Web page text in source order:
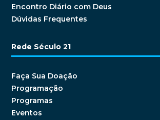
Encontro Diário com Deus
Dúvidas Frequentes
Rede Século 21
Faça Sua Doação
Programação
Programas
Eventos